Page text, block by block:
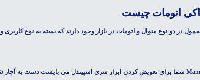
اتومات چیست
در دو نوع منوال و اتومات در بازار وجود دارند که بسته به نوع کاربری
اسپیندل می بایست دست به آچار